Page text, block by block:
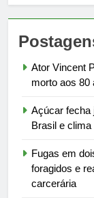
Ator Vincent
morto aos 80
Açúcar fecha
Brasil e
Fugas em
foragidos e
carcerária